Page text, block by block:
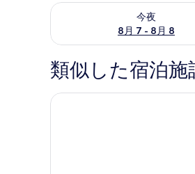
今夜
8月 7 - 8月 8
今夜 8月 7 - 8月 8 の空室状
類似した宿泊施
ラグーンパレス